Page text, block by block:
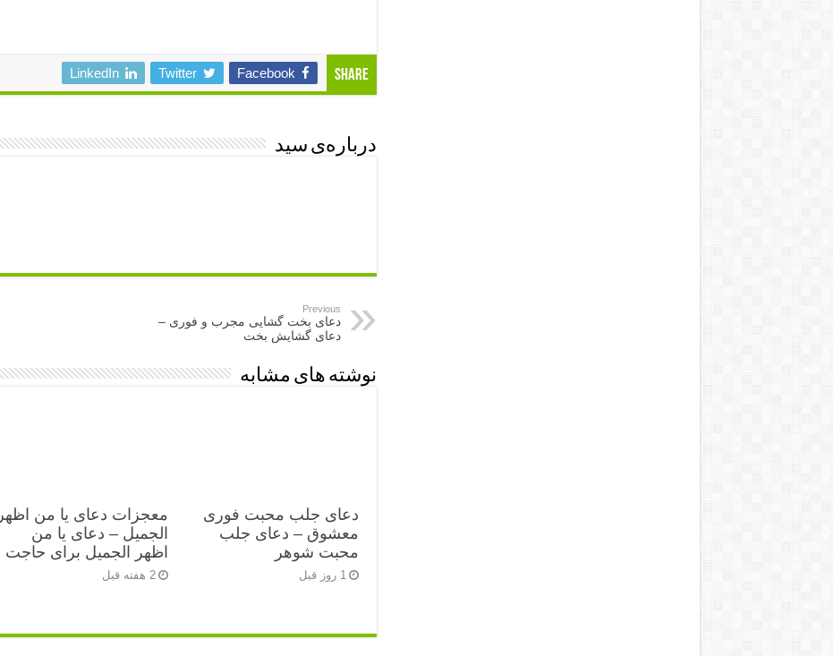
Share
Facebook
Twitter
LinkedIn
درباره‌ی سید
Previous
دعای بخت گشایی مجرب و فوری –
دعای گشایش بخت
نوشته های مشابه
دعای جلب محبت فوری
معشوق – دعای جلب
محبت شوهر
1 روز قبل
معجزات دعای یا من اظهر
الجمیل – دعای یا من
اظهر الجمیل برای حاجت
2 هفته قبل